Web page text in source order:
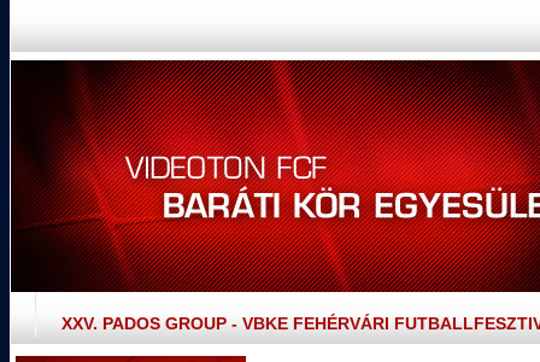
XXV. PADOS GROUP - VBKE FEHÉRVÁRI